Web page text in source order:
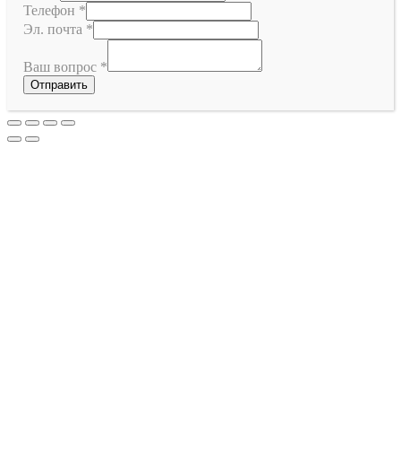
Телефон *
Эл. почта *
Ваш вопрос *
Отправить